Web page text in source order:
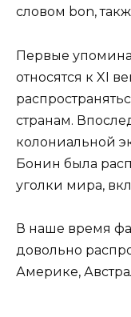
словом bon,
Первые
относятся к XI
странам.
колониальной
Бонин была
уголки мира,
В наше время
довольно
Америке,